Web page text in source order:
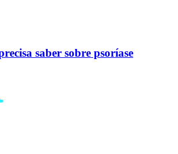
saber sobre psoríase